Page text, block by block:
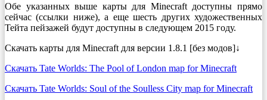
Обе указанных выше карты для Minecraft доступны прямо
сейчас (ссылки ниже), а еще шесть других художественных
Тейта пейзажей будут доступны в следующем 2015 году.
Скачать карты для Minecraft для версии 1.8.1 [без модов]↓
Скачать Tate Worlds: The Pool of London map for Minecraft
Скачать Tate Worlds: Soul of the Soulless City map for Minecraft